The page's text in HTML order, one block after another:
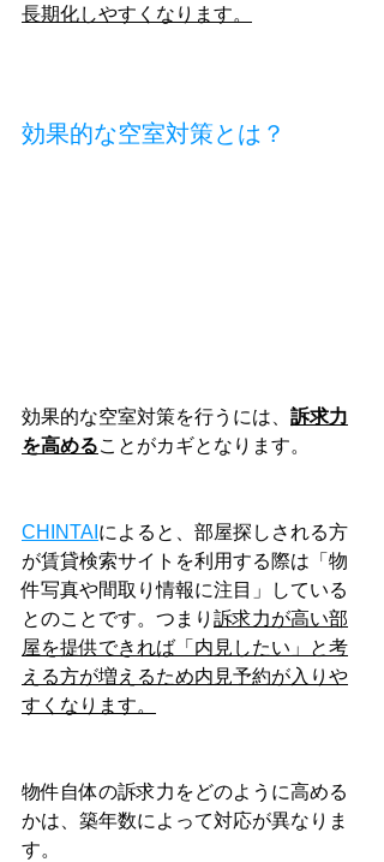
長期化しやすくなります。
効果的な空室対策とは？
効果的な空室対策を行うには、 訴求力
を高めることがカギとなります。
CHINTAI によると、部屋探しされる方
が賃貸検索サイトを利用する際は「物
件写真や間取り情報に注目」している
とのことです。つまり 訴求力が高い部
屋を提供できれば「内見したい」と考
える方が増えるため内見予約が入りや
すくなります。
物件自体の訴求力をどのように高める
かは、築年数によって対応が異なりま
す。